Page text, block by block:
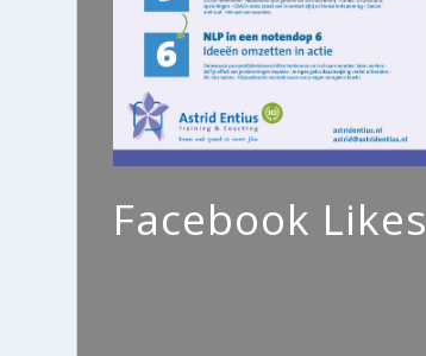
Facebook Likes